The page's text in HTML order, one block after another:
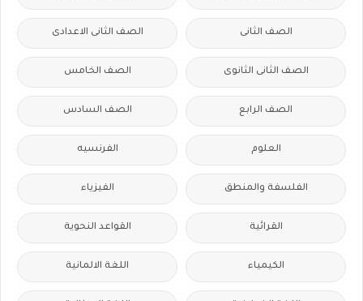
الصف الثانى الصف الثانى الاعدادى
الصف الثانى الثانوى الصف الخامس
الصف الرابع الصف السادس
العلوم الفرنسيه
الفلسفة والمنطق الفيزياء
القرائية القواعد النحوية
الكيمياء اللغة الالمانية